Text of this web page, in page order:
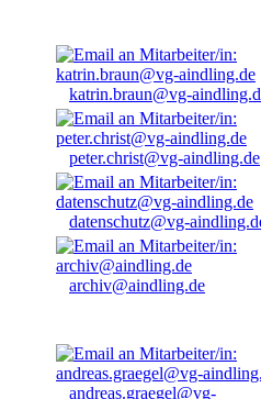
katrin.braun@vg-
peter.christ@vg-aindling.de
datenschutz@vg-
archiv@aindling.de
andreas.graegel@vg-